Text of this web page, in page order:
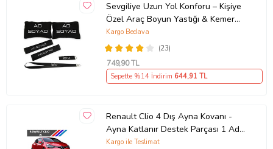
Sevgiliye Uzun Yol Konforu – Kişiye
Özel Araç Boyun Yastığı & Kemer
Pedi Hediye Seti
(23)
Kargo Bedava
749,90 TL
Sepette %14 İndirim 644,91 TL
Renault Clio 4 Dış Ayna Kovanı -
Ayna Katlanır Destek Parçası 1 Adet
490307706 M3625
Kargo ile Teslimat